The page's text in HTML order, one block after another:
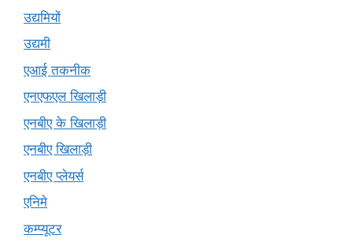
उद्यमियों
उद्यमी
एआई तकनीक
एनएफएल खिलाड़ी
एनबीए के खिलाड़ी
एनबीए खिलाड़ी
एनबीए प्लेयर्स
एनिमे
कम्प्यूटर